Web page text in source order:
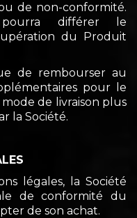
de non-conformité.
pourra différer le
du Produit
de rembourser au
pour le
de livraison plus
la Société.
légales, la Société
de conformité du
de son achat.